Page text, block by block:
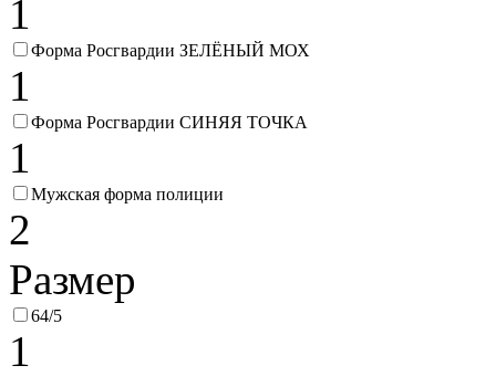
1
Форма Росгвардии ЗЕЛЁНЫЙ МОХ
1
Форма Росгвардии СИНЯЯ ТОЧКА
1
Мужская форма полиции
2
Размер
64/5
1